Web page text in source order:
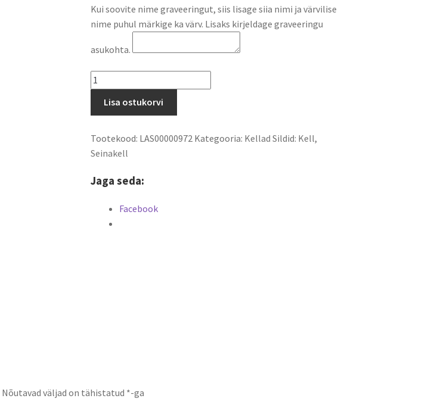
Kui soovite nime graveeringut, siis lisage siia nimi ja värvilise
nime puhul märkige ka värv. Lisaks kirjeldage graveeringu
asukohta.
Seinakell
Ümar
kogusLisa ostukorvi
Tootekood: LAS00000972 Kategooria: Kellad Sildid: Kell,
Seinakell
Jaga seda:
Facebook
Nõutavad väljad on tähistatud *-ga